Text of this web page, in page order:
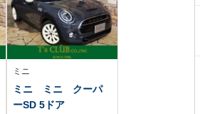
ミニ
ミニ ミニ クーパ
ーSD 5ドア